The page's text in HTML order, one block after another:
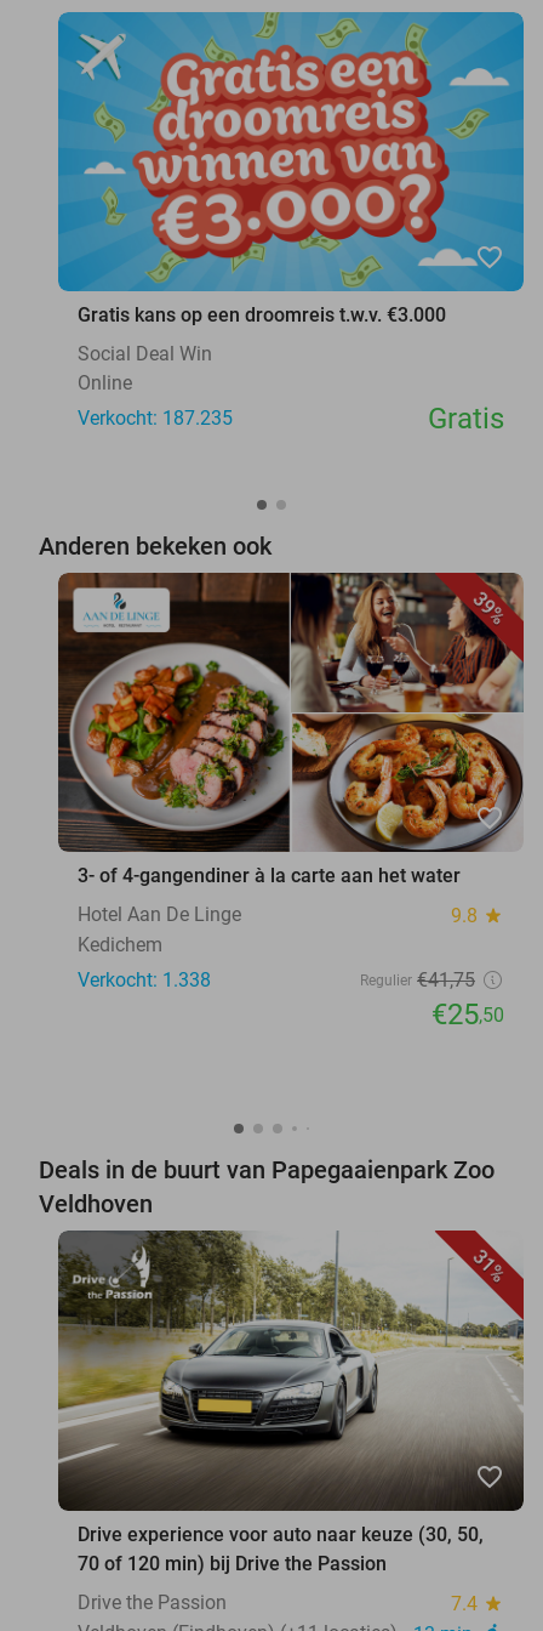
favorite_border
Gratis kans op een droomreis t.w.v. €3.000
Social Deal Win
Online
Verkocht: 187.235
Gratis
Anderen bekeken ook
39%
favorite_border
3- of 4-gangendiner à la carte aan het water
Hotel Aan De Linge
9.8 star
Kedichem
Verkocht: 1.338
Regulier €41,75
€25,50
Deals in de buurt van Papegaaienpark Zoo
Veldhoven
31%
favorite_border
Drive experience voor auto naar keuze (30, 50,
70 of 120 min) bij Drive the Passion
Drive the Passion
7.4 star